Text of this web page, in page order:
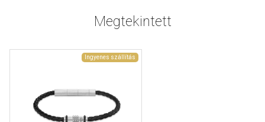
Megtekintett
Ingyenes szállítás